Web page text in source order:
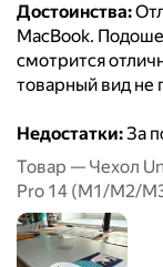
Достоинства:
MacBook.
смотрится
товарный вид не
Недостатки:За
Товар — Чехол
Pro 14 (M1/M2/